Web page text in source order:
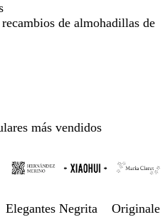
de almohadillas de
más vendidos
Elegantes Negrita
Originale